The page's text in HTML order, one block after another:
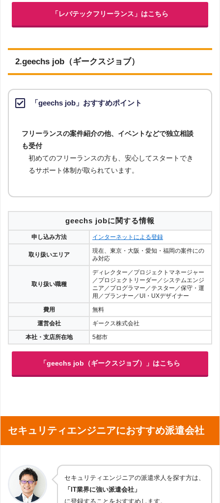
運営会社
レバテック株式会社
本社・支店所在地
4都市
2.geechs job（ギークスジョブ）
「geechs job」おすすめポイント
フリーランスの案件紹介の他、イベントなどで独立相談
初めてのフリーランスの方も、安心してスタートでき
るサポート体制が取られています。
geechs jobに関する情報
インターネットによる登録
現在、東京・大阪・愛知・福岡の案件にの
み対応
取り扱い職種
ディレクター／プロジェクトマネージャー
／プロジェクトリーダー／システムエンジ
ニア／プログラマー／テスター／保守・運
用／プランナー／UI・UXデザイナー
運営会社
ギークス株式会社
本社・支店所在地
5都市
セキュリティエンジニアにおすすめ派遣会社